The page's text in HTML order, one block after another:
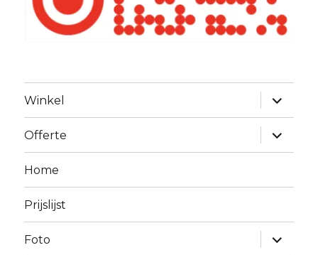
Winkel
Alles
Offerte
Alles
Home
Prijslijst
Foto
Alles